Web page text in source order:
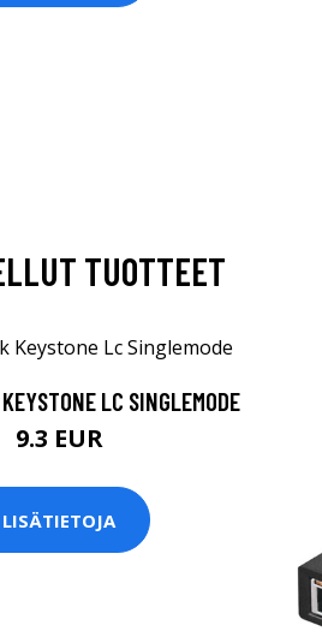
TUOTTEET
LC SINGLEMODE
9.3 EUR
LISÄTIETOJA